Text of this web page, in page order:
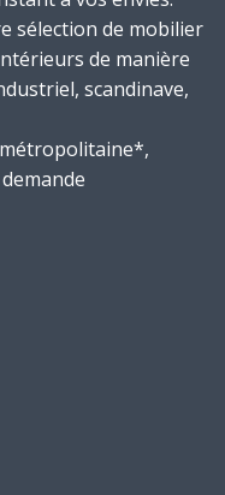
sélection de mobilier
de manière
scandinave,